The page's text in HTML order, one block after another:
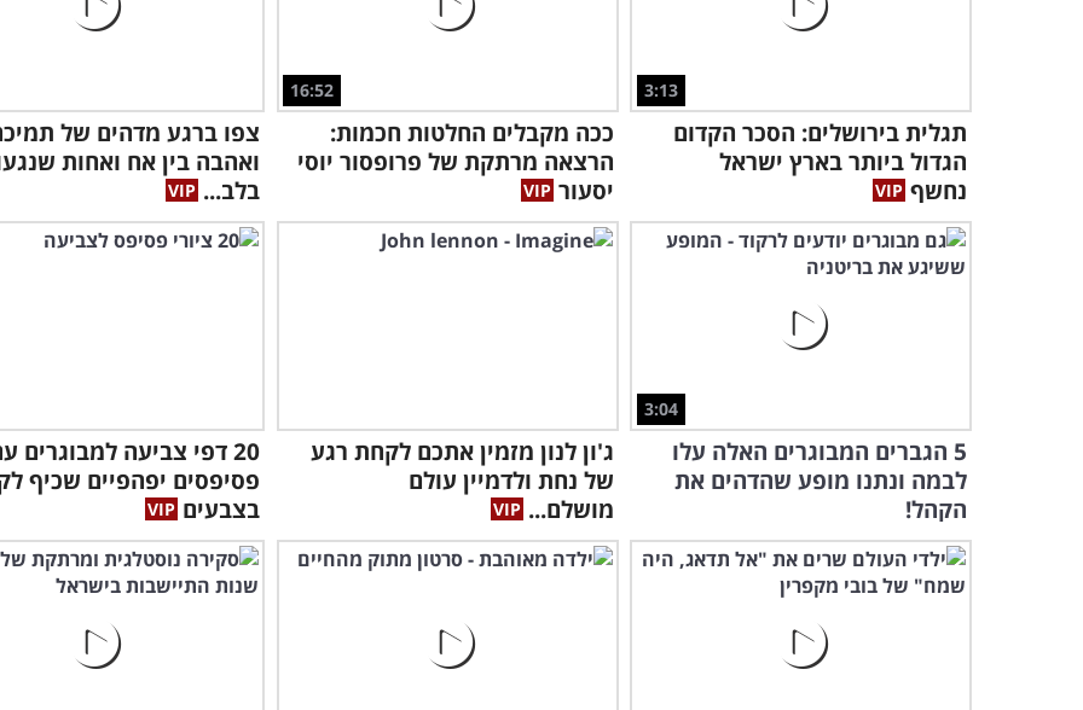
3:13
תגלית בירושלים: הסכר הקדום
הגדול ביותר בארץ ישראל
נחשף
16:52
ככה מקבלים החלטות חכמות:
הרצאה מרתקת של פרופסור יוסי
יסעור
צפו ברגע מדהים של
ואהבה בין אח ואחות
בלב...
3:04
5 הגברים המבוגרים האלה עלו
לבמה ונתנו מופע שהדהים את
הקהל!
ג'ון לנון מזמין אתכם לקחת רגע
של נחת ולדמיין עולם
מושלם...
20 דפי צביעה למבוגרים
פסיפסים יפהפיים שכיף
בצבעים